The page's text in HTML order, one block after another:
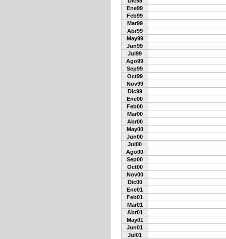
Ene99
Feb99
Mar99
Abr99
May99
Jun99
Jul99
Ago99
Sep99
Oct99
Nov99
Dic99
Ene00
Feb00
Mar00
Abr00
May00
Jun00
Jul00
Ago00
Sep00
Oct00
Nov00
Dic00
Ene01
Feb01
Mar01
Abr01
May01
Jun01
Jul01